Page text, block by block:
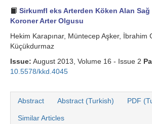
Sirkumfl eks Arterden Köken Alan
Koroner Arter Olgusu
Hekim Karapınar, Müntecep Aşker, İbrahim
Küçükdurmaz
Issue: August 2013, Volume 16 - Issue 2
10.5578/kkd.4045
Abstract Abstract (Turkish) PDF
Similar Articles